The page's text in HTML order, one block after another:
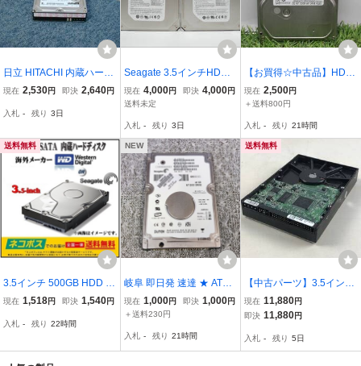
日立 HITACHI 内蔵ハード
3.5インチ HDD/500GB/H
続 動作保証「CrystalDiskI
３ヶ月保証品
現在 2,530円 即決 2,640円
入札 - 残り 3日
Seagate 3.5インチHDD S
T3500630A 500GB IDE 2
台セット【B】#14426
現在 4,000円 即決 4,000円
送料未定
入札 - 残り 3日
【お買得☆中古品】HDD
3.5インチ 1TB/TOSHIBA
DT01ACA100/CrystalDis
5】
現在 2,500円
＋送料800円
入札 - 残り 21時間
送料無料
3.5インチ 500GB HDD 中
古動作品 WD or Seagate
Serial ATA 増設 交換 用 ネ
現在 1,518円 即決 1,540円
入札 - 残り 22時間
NEW
岐阜 即日発 速達 ★ ATA/I
DE 接続 HDD 2.5インチ
SEAGATE ST94019A 40
済 H99031
現在 1,000円 即決 1,000円
＋送料230円
入札 - 残り 21時間
送料無料
【中古パーツ】3.5インチ
IDE 内蔵ハードディス
ク 500GB HDD 12台セ
E/500GB/12台
現在 11,880円
即決 11,880円
入札 - 残り 5日